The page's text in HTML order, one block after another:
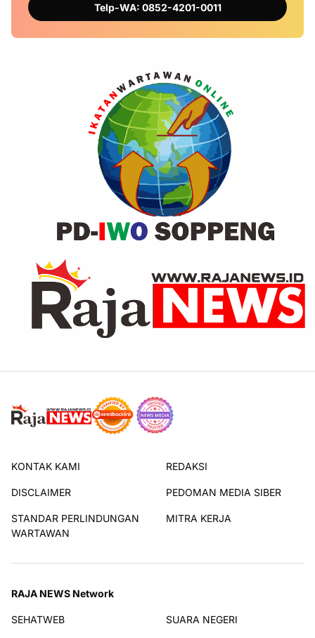
Telp-WA: 0852-4201-0011
KONTAK KAMI REDAKSI
DISCLAIMER PEDOMAN MEDIA SIBER
STANDAR PERLINDUNGAN
WARTAWAN
MITRA KERJA
RAJA NEWS Network
SEHATWEB SUARA NEGERI